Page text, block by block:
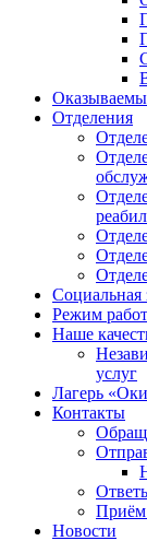
Отделения
Социальная
Режим
Наше
услуг
Лагерь
Контакты
Приём
Новости